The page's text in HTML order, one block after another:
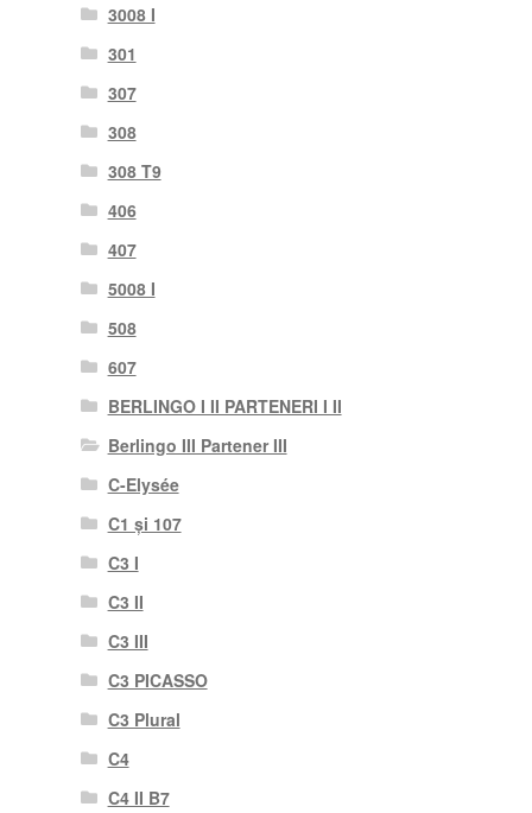
3008 I
301
307
308
308 T9
406
407
5008 I
508
607
BERLINGO I II PARTENERI I II
Berlingo III Partener III
C-Elysée
C1 și 107
C3 I
C3 II
C3 III
C3 PICASSO
C3 Plural
C4
C4 II B7